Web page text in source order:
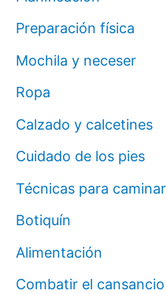
Preparación física
Mochila y neceser
Ropa
Calzado y calcetines
Cuidado de los pies
Técnicas para caminar
Botiquín
Alimentación
Combatir el cansancio